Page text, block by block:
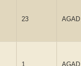
23 AGAD
1 AGAD